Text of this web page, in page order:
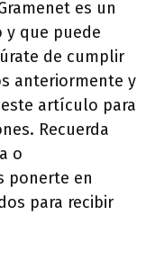
es un
y que puede
de cumplir
anteriormente y
artículo para
Recuerda
o
ponerte en
para recibir